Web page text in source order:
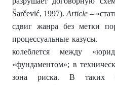
Šarčević, 1997).Article –
сдвиг жанра без метки
процессуальные
колеблется между
«фундаментом»; в
зона риска. В таких